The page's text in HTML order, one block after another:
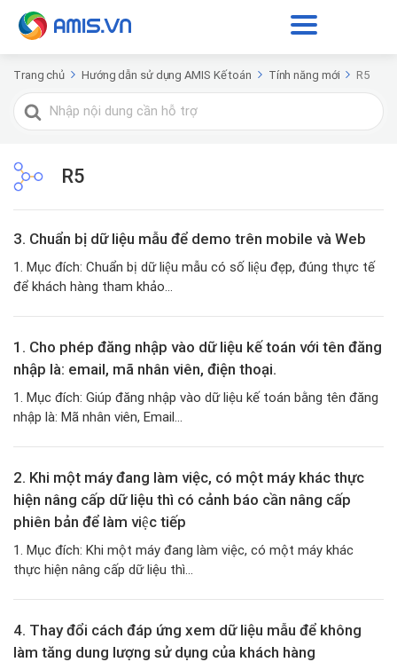
Trang chủ Hướng dẫn sử dụng AMIS Kế toán Tính năng mới R5
Tìm
kiếm
R5
3. Chuẩn bị dữ liệu mẫu để demo trên mobile và Web
1. Mục đích: Chuẩn bị dữ liệu mẫu có số liệu đẹp, đúng thực tế
để khách hàng tham khảo...
1. Cho phép đăng nhập vào dữ liệu kế toán với tên đăng
nhập là: email, mã nhân viên, điện thoại.
1. Mục đích: Giúp đăng nhập vào dữ liệu kế toán bằng tên đăng
nhập là: Mã nhân viên, Email...
2. Khi một máy đang làm việc, có một máy khác thực
hiện nâng cấp dữ liệu thì có cảnh báo cần nâng cấp
phiên bản để làm việc tiếp
1. Mục đích: Khi một máy đang làm việc, có một máy khác
thực hiện nâng cấp dữ liệu thì...
4. Thay đổi cách đáp ứng xem dữ liệu mẫu để không
làm tăng dung lượng sử dụng của khách hàng